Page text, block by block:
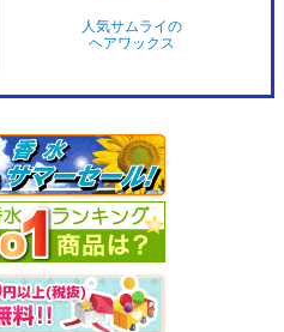
人気サムライの
ヘアワックス